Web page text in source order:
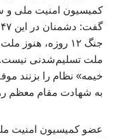
کمیسیون امنیت ملی
جنگ ۱۲ روزه،
ملت تسلیم‌شدنی نیست.
خیمه» نظام را بزنند
به شهادت مقام معظم
عضو کمیسیون امنیت